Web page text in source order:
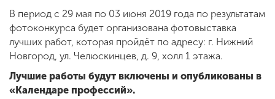
В период с 29 мая по 03 июня 2019 года по результатам
фотоконкурса будет организована фотовыставка
лучших работ, которая пройдёт по адресу: г. Нижний
Новгород, ул. Челюскинцев, д. 9, холл 1 этажа.
Лучшие работы будут включены и опубликованы в
«Календаре профессий».